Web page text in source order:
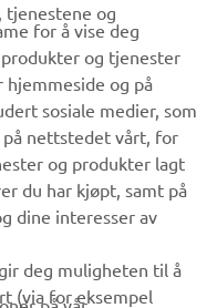
spesielle
mer
og
for å vise deg
og tjenester
hjemmeside og på
sosiale medier, som
på nettstedet vårt, for
og produkter lagt
du har kjøpt, samt på
dine interesser av
deg muligheten til å
(via for eksempel